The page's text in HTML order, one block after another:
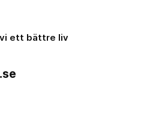
ett bättre liv